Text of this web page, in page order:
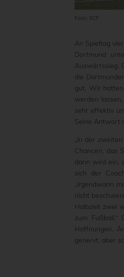
Foto: SCP
An Spieltag
Dortmund
Auswärtssieg.
die
gut. Wir
werden
sehr effektiv
Seine Antwort
„In der
Chancen, das
dann wird ein,
sich der
„Irgendwann
nicht
Halbzeit zwei
zum
Hoffnungen.
genervt, aber